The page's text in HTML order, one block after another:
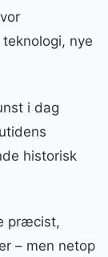
nye
i dag
historisk
præcist,
– men netop